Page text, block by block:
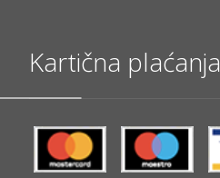
Kartična plaćanja